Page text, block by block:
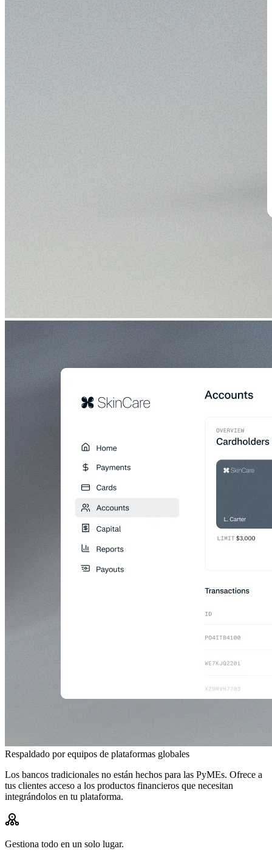
Respaldado por equipos de plataformas globales
Los bancos tradicionales no están hechos para las PyMEs. Ofrece a
tus clientes acceso a los productos financieros que necesitan
integrándolos en tu plataforma.
Gestiona todo en un solo lugar.